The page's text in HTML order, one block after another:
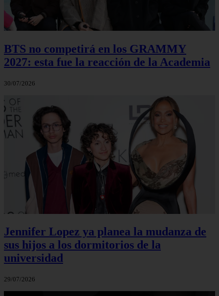
BTS no competirá en los GRAMMY
2027: esta fue la reacción de la Academia
30/07/2026
Jennifer Lopez ya planea la mudanza de
sus hijos a los dormitorios de la
universidad
29/07/2026